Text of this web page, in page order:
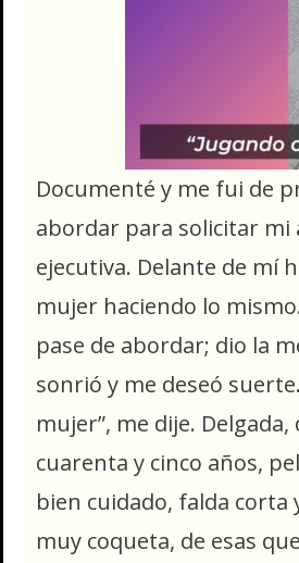
Documenté y me fui de
abordar para solicitar mi
ejecutiva. Delante de mí
mujer haciendo lo
pase de abordar; dio la
sonrió y me deseó
mujer”, me dije. Delgada,
cuarenta y cinco años,
bien cuidado, falda corta
muy coqueta, de esas